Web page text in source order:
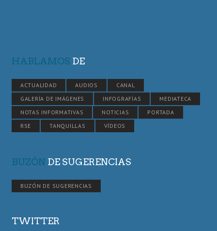
HABLAMOS DE
ACTUALIDAD AUDIOS
CANAL
GALERÍA DE IMÁGENES
INFOGRAFÍAS
MEDIATECA
NOTAS INFORMATIVAS
NOTICIAS
PORTADA
RSE
TANQUILLAS VÍDEOS
BUZÓN DE SUGERENCIAS
BUZÓN DE SUGERENCIAS
TWITTER